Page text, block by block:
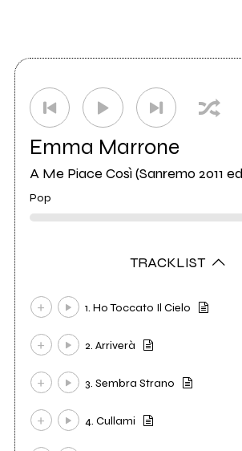
Emma Marrone
A Me Piace Così (Sanremo 2011
Pop
TRACKLIST
1. Ho Toccato Il Cielo
2. Arriverà
3. Sembra Strano
4. Cullami